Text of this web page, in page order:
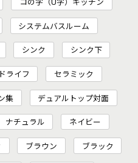
システムバスルーム
シンク シンク下
ライフ セラミック
集 デュアルトップ対面
ナチュラル ネイビー
ブラウン ブラック